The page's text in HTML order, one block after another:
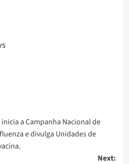
a Campanha Nacional de
e divulga Unidades de
Next: